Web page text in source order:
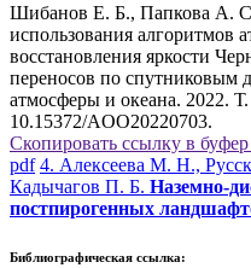
Шибанов Е. Б., Папкова А.
использования алгоритмов
восстановления яркости
переносов по
атмосферы и океана. 2022.
10.15372/AOO20220703.
Скопировать ссылку в
pdf 4. Алексеева М. Н.,
Кадычагов П. Б. Наземно-
постпирогенных
Библиографическая ссылка: